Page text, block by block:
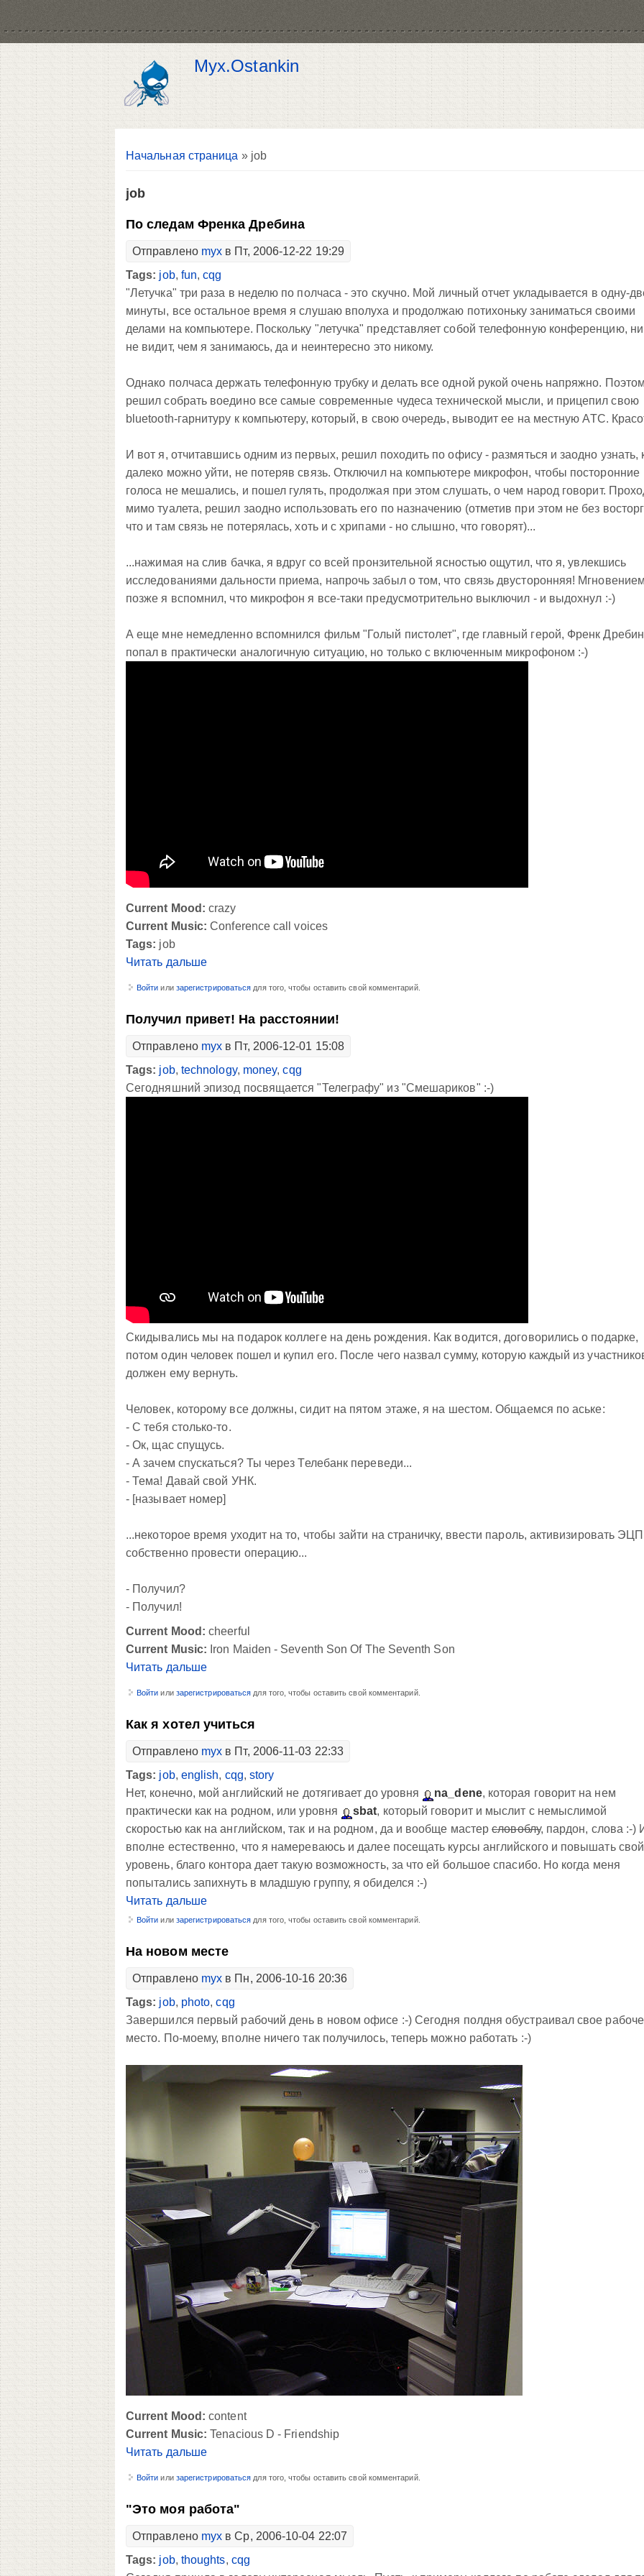
Myx.Ostankin
Вы здесь
Начальная страница » job
job
По следам Френка Дребина
Отправлено myx в Пт, 2006-12-22 19:29
Tags: job, fun,cqg
"Летучка" три раза в неделю по полчаса - это скучно. Мой личный отчет укладывается в одну-
минуты, все остальное время я слушаю вполуха и продолжаю потихоньку заниматься своими
делами на компьютере. Поскольку "летучка" представляет собой телефонную конференцию,
не видит, чем я занимаюсь, да и неинтересно это никому.
Однако полчаса держать телефонную трубку и делать все одной рукой очень напряжно.
решил собрать воедино все самые современные чудеса технической мысли, и прицепил свою
bluetooth-гарнитуру к компьютеру, который, в свою очередь, выводит ее на местную АТС.
И вот я, отчитавшись одним из первых, решил походить по офису - размяться и заодно узнать,
далеко можно уйти, не потеряв связь. Отключил на компьютере микрофон, чтобы посторонние
голоса не мешались, и пошел гулять, продолжая при этом слушать, о чем народ говорит.
мимо туалета, решил заодно использовать его по назначению (отметив при этом не без
что и там связь не потерялась, хоть и с хрипами - но слышно, что говорят)...
...нажимая на слив бачка, я вдруг со всей пронзительной ясностью ощутил, что я, увлекшись
исследованиями дальности приема, напрочь забыл о том, что связь двусторонняя!
позже я вспомнил, что микрофон я все-таки предусмотрительно выключил - и выдохнул :-)
А еще мне немедленно вспомнился фильм "Голый пистолет", где главный герой, Френк
попал в практически аналогичную ситуацию, но только с включенным микрофоном :-)
Current Mood: crazy
Current Music: Conference call voices
Tags: job
Читать дальше
Войти или зарегистрироваться для того, чтобы оставить свой комментарий.
Получил привет! На расстоянии!
Отправлено myx в Пт, 2006-12-01 15:08
Tags: job, technology, money,cqg
Сегодняшний эпизод посвящается "Телеграфу" из "Смешариков" :-)
Скидывались мы на подарок коллеге на день рождения. Как водится, договорились о подарке,
потом один человек пошел и купил его. После чего назвал сумму, которую каждый из
должен ему вернуть.
Человек, которому все должны, сидит на пятом этаже, я на шестом. Общаемся по аське:
- С тебя столько-то.
- Ок, щас спущусь.
- А зачем спускаться? Ты через Телебанк переведи...
- Тема! Давай свой УНК.
- [называет номер]
...некоторое время уходит на то, чтобы зайти на страничку, ввести пароль, активизировать
собственно провести операцию...
- Получил?
- Получил!
Current Mood: cheerful
Current Music: Iron Maiden - Seventh Son Of The Seventh Son
Читать дальше
Войти или зарегистрироваться для того, чтобы оставить свой комментарий.
Как я хотел учиться
Отправлено myx в Пт, 2006-11-03 22:33
Tags: job, english, cqg,story
Нет, конечно, мой английский не дотягивает до уровня
na_dene, которая говорит на нем
практически как на родном, или уровня
sbat, который говорит и мыслит с немыслимой
скоростью как на английском, так и на родном, да и вообще мастерсловоблу, пардон, слова :-)
вполне естественно, что я намереваюсь и далее посещать курсы английского и повышать свой
уровень, благо контора дает такую возможность, за что ей большое спасибо. Но когда меня
попытались запихнуть в младшую группу, я обиделся :-)
Читать дальше
Войти или зарегистрироваться для того, чтобы оставить свой комментарий.
На новом месте
Отправлено myx в Пн, 2006-10-16 20:36
Tags: job, photo,cqg
Завершился первый рабочий день в новом офисе :-) Сегодня полдня обустраивал свое
место. По-моему, вполне ничего так получилось, теперь можно работать :-)
Current Mood: content
Current Music: Tenacious D - Friendship
Читать дальше
Войти или зарегистрироваться для того, чтобы оставить свой комментарий.
"Это моя работа"
Отправлено myx в Ср, 2006-10-04 22:07
Tags: job, thoughts, cqg